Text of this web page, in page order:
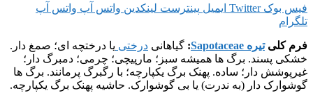
فیس بوک Twitter ایمیل پینترست لینکدین واتس آپ واتس آپ
تلگرام
فرم کلیتیره Sapotaceae : گیاهانی درختی یا درختچه ای؛ صمغ دار.
خشکی پسند. برگ ها همیشه سبز؛ مارپیچی؛ چرمی؛ دمبرگ دار؛
غیرپوشش دار؛ ساده. پهنک برگ یکپارچه؛ با رگبرگ پرمانند. برگ ها
گوشوارک دار (به ندرت) یا بی گوشوارک. حاشیه پهنک برگ یکپارچه.